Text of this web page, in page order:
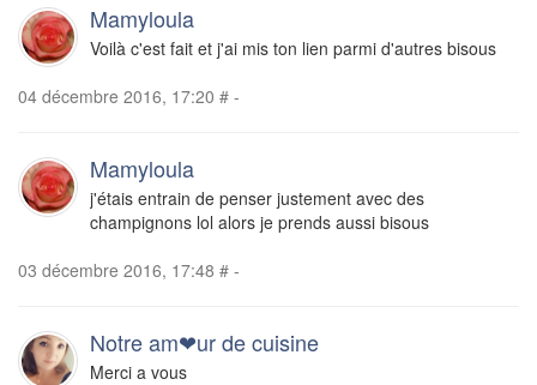
Mamyloula
Voilà c'est fait et j'ai mis ton lien parmi d'autres bisous
04 décembre 2016, 17:20 # -
Mamyloula
j'étais entrain de penser justement avec des
champignons lol alors je prends aussi bisous
03 décembre 2016, 17:48 # -
Notre am❤ur de cuisine
Merci a vous